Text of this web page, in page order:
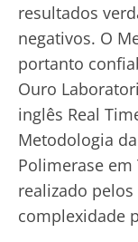
resultados
negativos. O
portanto
Ouro
inglês Real
Metodologia
Polimerase
realizado
complexidade